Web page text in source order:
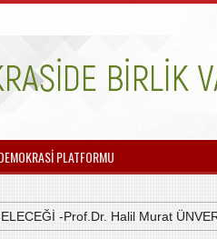
PLATFORMU
-Prof.Dr. Halil Murat ÜNVER